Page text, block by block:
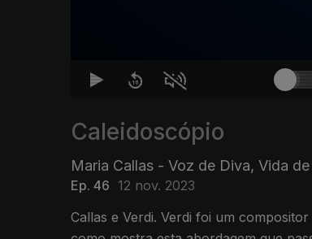
Caleidoscópio
Maria Callas - Voz de Diva, Vida
Ep. 46 12 nov. 2023
Callas e Verdi. Verdi foi um